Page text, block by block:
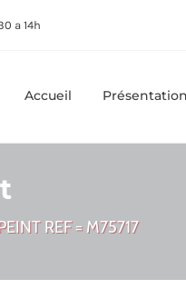
a 14h
Accueil Présentation
REF = M75717